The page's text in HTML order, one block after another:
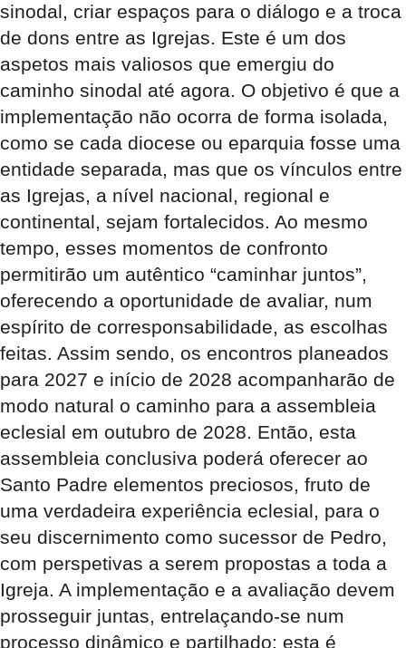
sinodal, criar espaços para o diálogo e a troca
de dons entre as Igrejas. Este é um dos
aspetos mais valiosos que emergiu do
caminho sinodal até agora. O objetivo é que a
implementação não ocorra de forma isolada,
como se cada diocese ou eparquia fosse uma
entidade separada, mas que os vínculos entre
as Igrejas, a nível nacional, regional e
continental, sejam fortalecidos. Ao mesmo
tempo, esses momentos de confronto
permitirão um autêntico “caminhar juntos”,
oferecendo a oportunidade de avaliar, num
espírito de corresponsabilidade, as escolhas
feitas. Assim sendo, os encontros planeados
para 2027 e início de 2028 acompanharão de
modo natural o caminho para a assembleia
eclesial em outubro de 2028. Então, esta
assembleia conclusiva poderá oferecer ao
Santo Padre elementos preciosos, fruto de
uma verdadeira experiência eclesial, para o
seu discernimento como sucessor de Pedro,
com perspetivas a serem propostas a toda a
Igreja. A implementação e a avaliação devem
prosseguir juntas, entrelaçando-se num
processo dinâmico e partilhado: esta é